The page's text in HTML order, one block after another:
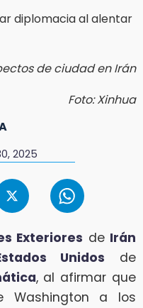
de ciudad en Irán
Foto: Xinhua
2025
Exteriores de Irán
Unidos de
, al afirmar que
Washington a los